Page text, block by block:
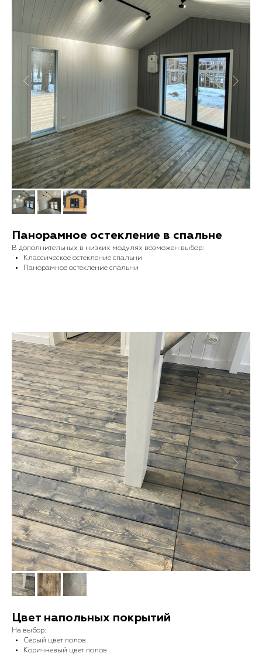
Панорамное остекление в спальне
В дополнительных в низких модулях возможен выбор:
Классическое остекление спальни
Панорамное остекление спальни
Цвет напольных покрытий
На выбор:
Серый цвет полов
Коричневый цвет полов